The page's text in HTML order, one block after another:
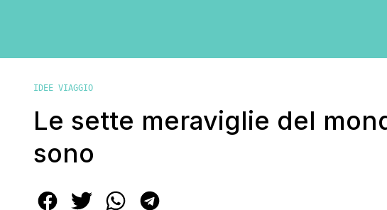
IDEE VIAGGIO
Le sette meraviglie del
sono